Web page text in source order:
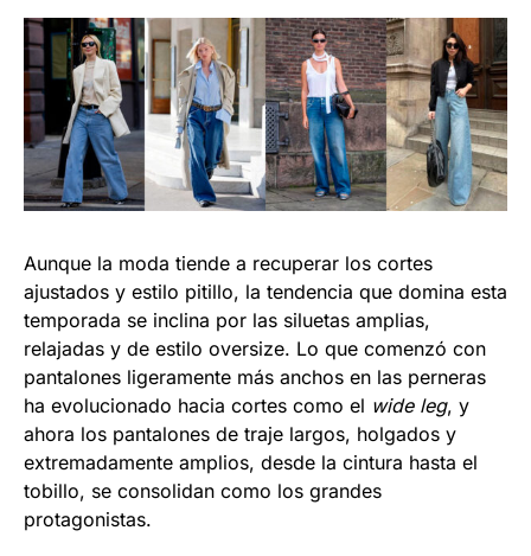
Aunque la moda tiende a recuperar los cortes
ajustados y estilo pitillo, la tendencia que domina esta
temporada se inclina por las siluetas amplias,
relajadas y de estilo oversize. Lo que comenzó con
pantalones ligeramente más anchos en las perneras
ha evolucionado hacia cortes como el wide leg, y
ahora los pantalones de traje largos, holgados y
extremadamente amplios, desde la cintura hasta el
tobillo, se consolidan como los grandes
protagonistas.